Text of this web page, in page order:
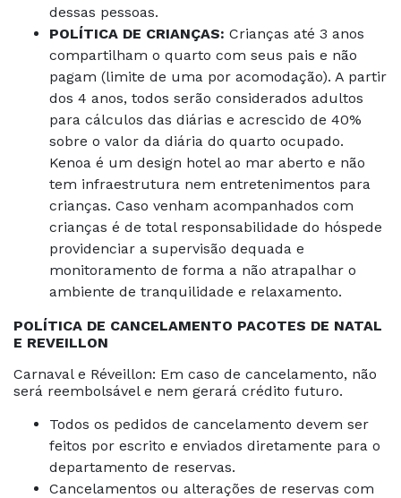
dessas pessoas.
POLÍTICA DE CRIANÇAS: Crianças até 3 anos
compartilham o quarto com seus pais e não
pagam (limite de uma por acomodação). A partir
dos 4 anos, todos serão considerados adultos
para cálculos das diárias e acrescido de 40%
sobre o valor da diária do quarto ocupado.
Kenoa é um design hotel ao mar aberto e não
tem infraestrutura nem entretenimentos para
crianças. Caso venham acompanhados com
crianças é de total responsabilidade do hóspede
providenciar a supervisão dequada e
monitoramento de forma a não atrapalhar o
ambiente de tranquilidade e relaxamento.
POLÍTICA DE CANCELAMENTO PACOTES DE NATAL
E REVEILLON
Carnaval e Réveillon: Em caso de cancelamento, não
será reembolsável e nem gerará crédito futuro.
Todos os pedidos de cancelamento devem ser
feitos por escrito e enviados diretamente para o
departamento de reservas.
Cancelamentos ou alterações de reservas com